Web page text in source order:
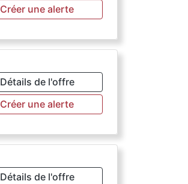
Créer une alerte
Détails de l'offre
Créer une alerte
Détails de l'offre